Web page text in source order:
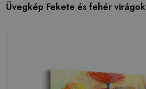
Üvegkép Fekete és fehér virágok